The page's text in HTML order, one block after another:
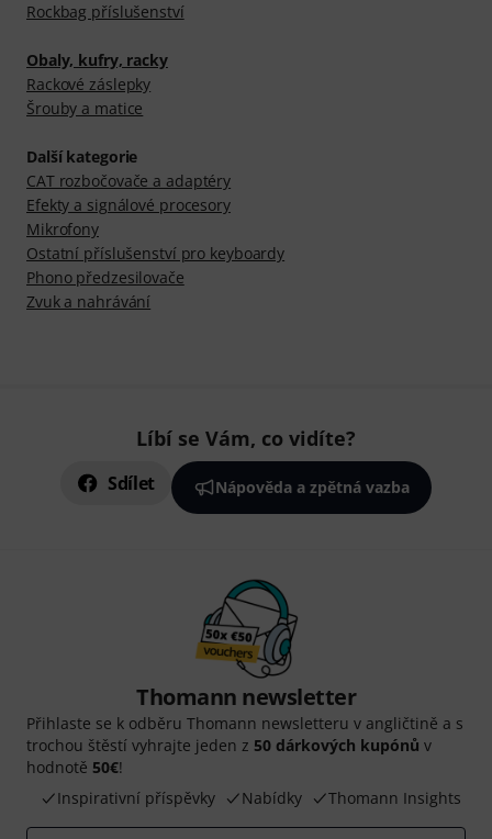
Rockbag příslušenství
Obaly, kufry, racky
Rackové záslepky
Šrouby a matice
Další kategorie
CAT rozbočovače a adaptéry
Efekty a signálové procesory
Mikrofony
Ostatní příslušenství pro keyboardy
Phono předzesilovače
Zvuk a nahrávání
Líbí se Vám, co vidíte?
Sdílet Nápověda a zpětná vazba
Thomann newsletter
Přihlaste se k odběru Thomann newsletteru v angličtině a s
trochou štěstí vyhrajte jeden z 50 dárkových kupónů v
hodnotě 50€!
Inspirativní příspěvky
Nabídky Thomann Insights